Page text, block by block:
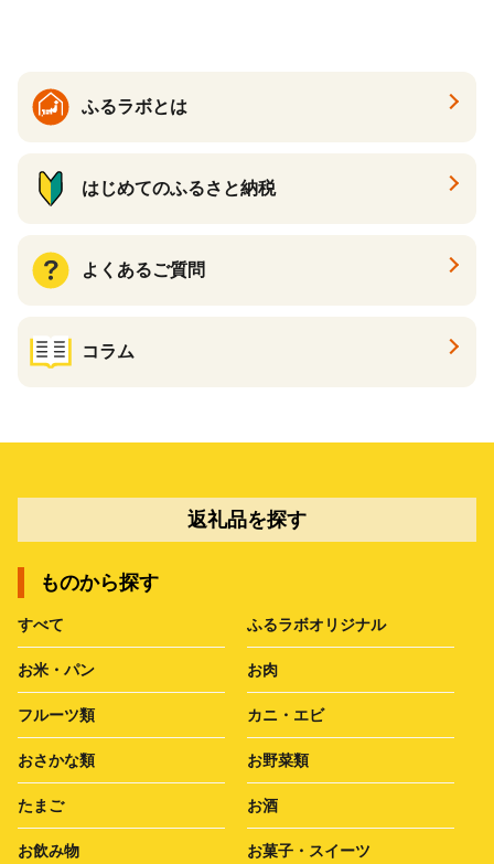
ふるラボとは
はじめてのふるさと納税
よくあるご質問
コラム
返礼品を探す
ものから探す
すべて ふるラボオリジナル
お米・パン お肉
フルーツ類 カニ・エビ
おさかな類 お野菜類
たまご お酒
お飲み物 お菓子・スイーツ